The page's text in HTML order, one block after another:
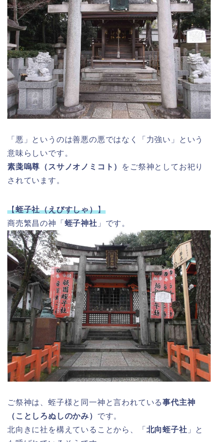
「悪」というのは善悪の悪ではなく「力強い」という
意味らしいです。
素戔嗚尊（スサノオノミコト）
をご祭神としてお祀り
されています。
【蛭子社（えびすしゃ）】
商売繁昌の神「 蛭子神社 」です。
ご祭神は、蛭子様と同一神と言われている事代主神
（ことしろぬしのかみ） です。
北向きに社を構えていることから、「 北向蛭子社 」と